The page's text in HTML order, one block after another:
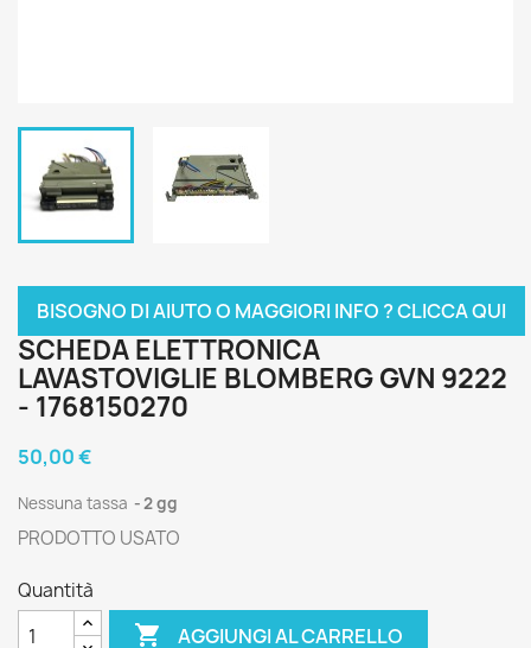
BISOGNO DI AIUTO O MAGGIORI INFO ? CLICCA QUI
SCHEDA ELETTRONICA
LAVASTOVIGLIE BLOMBERG GVN 9222
- 1768150270
50,00 €
Nessuna tassa 2 gg
PRODOTTO USATO
Quantità
 AGGIUNGI AL CARRELLO